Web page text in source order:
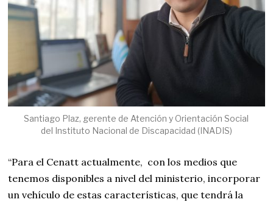
Santiago Plaz, gerente de Atención y Orientación Social
del Instituto Nacional de Discapacidad (INADIS)
“Para el Cenatt actualmente, con los medios que
tenemos disponibles a nivel del ministerio, incorporar
un vehículo de estas características, que tendrá la